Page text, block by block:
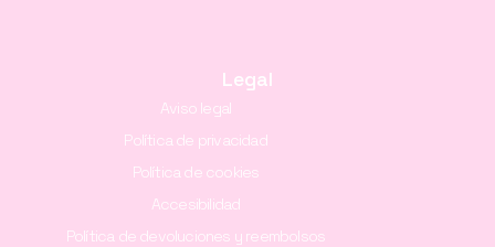
Legal
Aviso legal
Política de privacidad
Política de cookies
Accesibilidad
Política de devoluciones y reembolsos